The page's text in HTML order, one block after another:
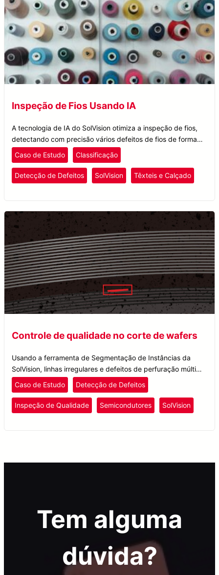
Inspeção de Fios Usando IA
A tecnologia de IA do SolVision otimiza a inspeção de fios,
detectando com precisão vários defeitos de fios de forma
rápida e eficiente, garantindo um controle de qualidade
aprimorado.
Caso de Estudo Classificação
Detecção de Defeitos SolVision Têxteis e Calçado
Controle de qualidade no corte de wafers
Usando a ferramenta de Segmentação de Instâncias da
SolVision, linhas irregulares e defeitos de perfuração múltipla
são rotulados em imagens de amostra para treinar o modelo
de IA.
Caso de Estudo Detecção de Defeitos
Inspeção de Qualidade Semicondutores SolVision
Tem alguma
dúvida?